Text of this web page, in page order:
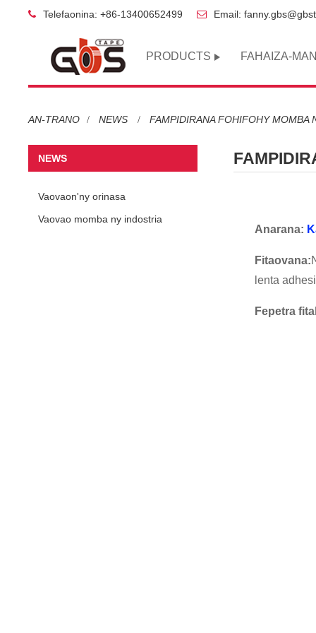
Telefaonina: +86-13400652499 Email:
PRODUCTS FAHAIZA-
AN-TRANO NEWS FAMPIDIRANA FOHIFOHY MOMBA
NEWS
Vaovaon'ny orinasa
Vaovao momba ny indostria
Anarana:
Fitaovana:
lenta
Fepetra